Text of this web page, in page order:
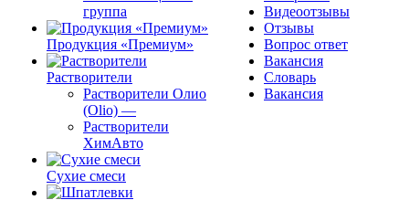
группа
Продукция «Премиум»
Растворители
Растворители Олио
(Olio) —
Растворители
ХимАвто
Сухие смеси
Видеоотзывы
Отзывы
Вопрос ответ
Вакансия
Словарь
Вакансия